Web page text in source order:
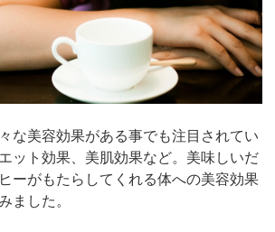
な美容効果がある事でも注目されてい
ット効果、美肌効果など。美味しいだ
ーがもたらしてくれる体への美容効果
ました。